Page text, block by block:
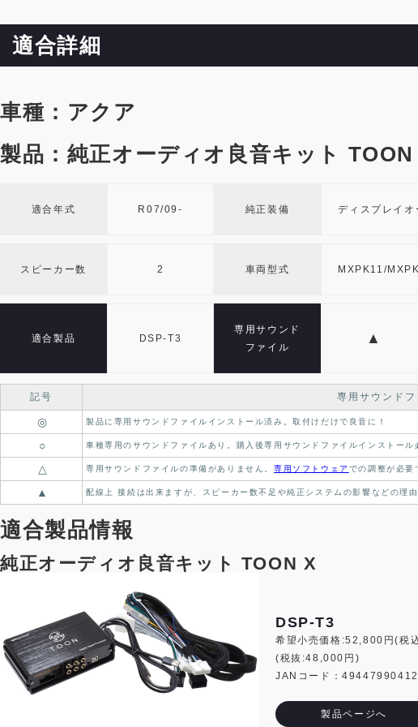
適合詳細
車種：アクア
製品：純正オーディオ良音キット
適合年式 R07/09- 純正装備 ディスプレイ
スピーカー数 2 車両型式 MXPK11/
適合製品 DSP-T3
専用サウンド
ファイル
▲
記号 専用サウンド
◎ 製品に専用サウンドファイルインストール済み。取付けだけで良音に！
○ 車種専用のサウンドファイルあり。 購入後専用サウンドファイルインストール
△ 専用サウンドファイルの準備がありません。 専用ソフトウェア での調整が必要
▲ 配線上 接続は出来ますが、スピーカー数不足や純正システムの影響などの理
適合製品情報
純正オーディオ良音キット TOON X
DSP-T3
希望小売価格:52,800円(税
(税抜:48,000円)
JANコード：
製品ページへ